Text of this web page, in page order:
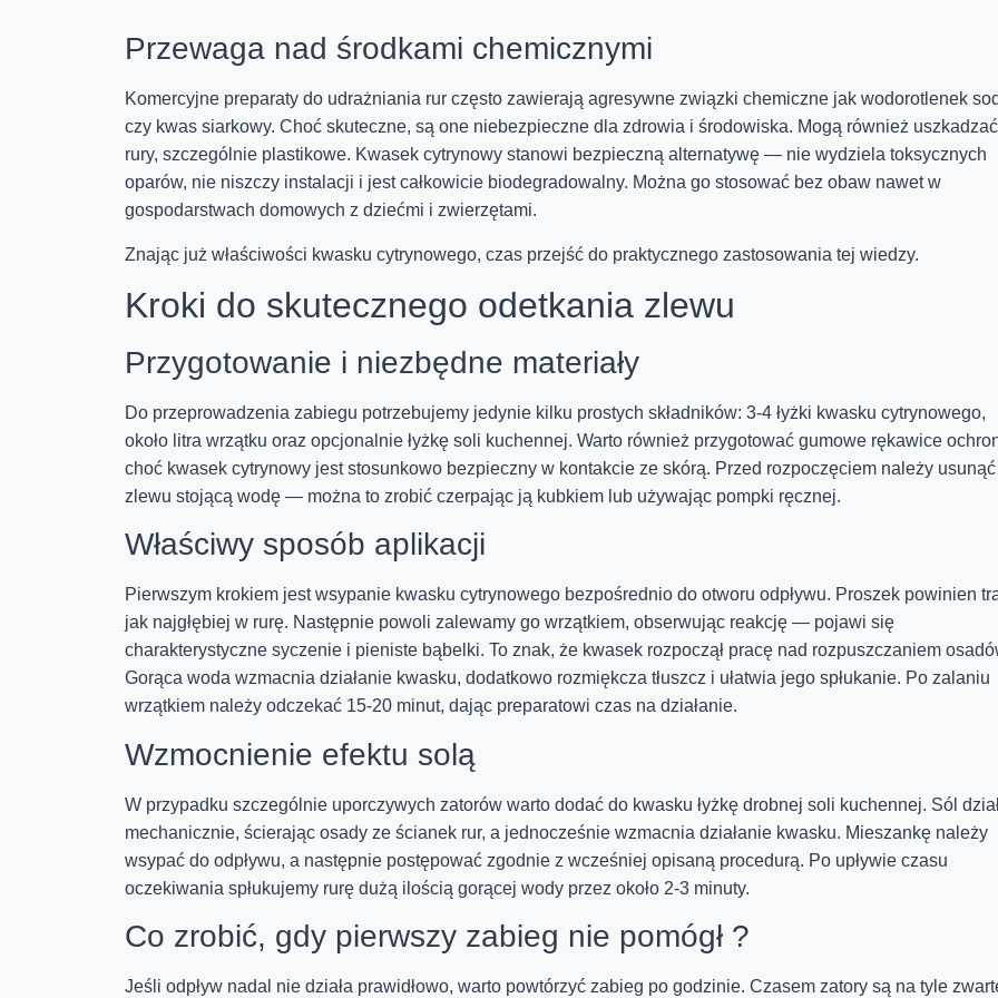
Przewaga nad środkami chemicznymi
Komercyjne preparaty do udrażniania rur często zawierają agresywne związki chemiczne jak wodorotlenek
czy kwas siarkowy. Choć skuteczne, są one niebezpieczne dla zdrowia i środowiska. Mogą również uszkadzać
rury, szczególnie plastikowe. Kwasek cytrynowy stanowi bezpieczną alternatywę — nie wydziela toksycznych
oparów, nie niszczy instalacji i jest całkowicie biodegradowalny. Można go stosować bez obaw nawet w
gospodarstwach domowych z dziećmi i zwierzętami.
Znając już właściwości kwasku cytrynowego, czas przejść do praktycznego zastosowania tej wiedzy.
Kroki do skutecznego odetkania zlewu
Przygotowanie i niezbędne materiały
Do przeprowadzenia zabiegu potrzebujemy jedynie kilku prostych składników: 3-4 łyżki kwasku cytrynowego,
około litra wrzątku oraz opcjonalnie łyżkę soli kuchennej. Warto również przygotować gumowe rękawice
choć kwasek cytrynowy jest stosunkowo bezpieczny w kontakcie ze skórą. Przed rozpoczęciem należy usunąć
zlewu stojącą wodę — można to zrobić czerpając ją kubkiem lub używając pompki ręcznej.
Właściwy sposób aplikacji
Pierwszym krokiem jest wsypanie kwasku cytrynowego bezpośrednio do otworu odpływu. Proszek powinien
jak najgłębiej w rurę. Następnie powoli zalewamy go wrzątkiem, obserwując reakcję — pojawi się
charakterystyczne syczenie i pieniste bąbelki. To znak, że kwasek rozpoczął pracę nad rozpuszczaniem
Gorąca woda wzmacnia działanie kwasku, dodatkowo rozmiękcza tłuszcz i ułatwia jego spłukanie. Po zalaniu
wrzątkiem należy odczekać 15-20 minut, dając preparatowi czas na działanie.
Wzmocnienie efektu solą
W przypadku szczególnie uporczywych zatorów warto dodać do kwasku łyżkę drobnej soli kuchennej. Sól
mechanicznie, ścierając osady ze ścianek rur, a jednocześnie wzmacnia działanie kwasku. Mieszankę należy
wsypać do odpływu, a następnie postępować zgodnie z wcześniej opisaną procedurą. Po upływie czasu
oczekiwania spłukujemy rurę dużą ilością gorącej wody przez około 2-3 minuty.
Co zrobić, gdy pierwszy zabieg nie pomógł ?
Jeśli odpływ nadal nie działa prawidłowo, warto powtórzyć zabieg po godzinie. Czasem zatory są na tyle